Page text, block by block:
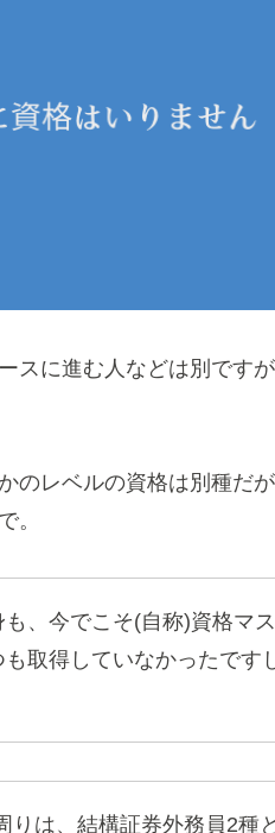
スに進む人などは別です
のレベルの資格は別種だ
。
も、今でこそ(自称)資格マ
も取得していなかったです
りは、結構証券外務員2種